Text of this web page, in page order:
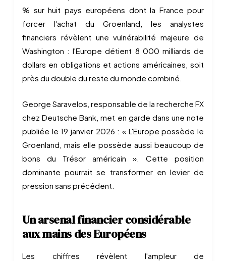
% sur huit pays européens dont la France pour
forcer l'achat du Groenland, les analystes
financiers révèlent une vulnérabilité majeure de
Washington : l'Europe détient 8 000 milliards de
dollars en obligations et actions américaines, soit
près du double du reste du monde combiné.
George Saravelos, responsable de la recherche FX
chez Deutsche Bank, met en garde dans une note
publiée le 19 janvier 2026 : « L'Europe possède le
Groenland, mais elle possède aussi beaucoup de
bons du Trésor américain ». Cette position
dominante pourrait se transformer en levier de
pression sans précédent.
Un arsenal financier considérable
aux mains des Européens
Les chiffres révèlent l'ampleur de